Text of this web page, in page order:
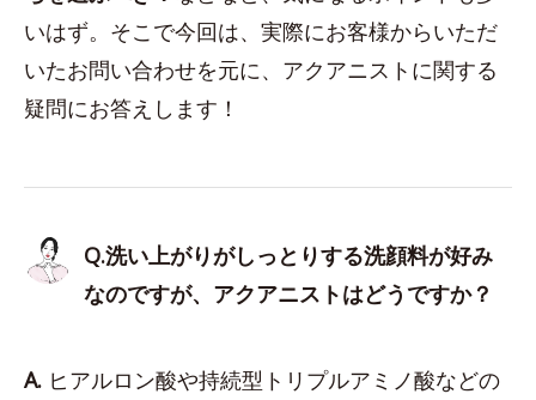
いはず。そこで今回は、実際にお客様からいただ
いたお問い合わせを元に、アクアニストに関する
疑問にお答えします！
Q.洗い上がりがしっとりする洗顔料が好み
なのですが、アクアニストはどうですか？
A. ヒアルロン酸や持続型トリプルアミノ酸などの